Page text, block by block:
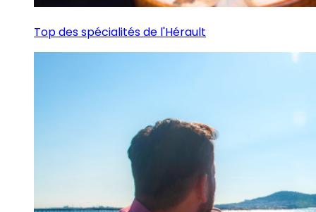
Top des spécialités de l'Hérault